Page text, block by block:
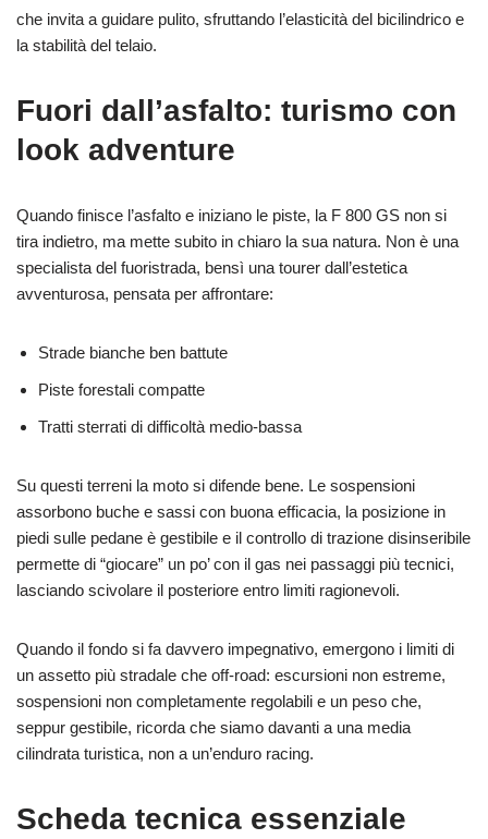
che invita a guidare pulito, sfruttando l’elasticità del bicilindrico e
la stabilità del telaio.
Fuori dall’asfalto: turismo con
look adventure
Quando finisce l’asfalto e iniziano le piste, la F 800 GS non si
tira indietro, ma mette subito in chiaro la sua natura. Non è una
specialista del fuoristrada, bensì una tourer dall’estetica
avventurosa, pensata per affrontare:
Strade bianche ben battute
Piste forestali compatte
Tratti sterrati di difficoltà medio-bassa
Su questi terreni la moto si difende bene. Le sospensioni
assorbono buche e sassi con buona efficacia, la posizione in
piedi sulle pedane è gestibile e il controllo di trazione disinseribile
permette di “giocare” un po’ con il gas nei passaggi più tecnici,
lasciando scivolare il posteriore entro limiti ragionevoli.
Quando il fondo si fa davvero impegnativo, emergono i limiti di
un assetto più stradale che off-road: escursioni non estreme,
sospensioni non completamente regolabili e un peso che,
seppur gestibile, ricorda che siamo davanti a una media
cilindrata turistica, non a un’enduro racing.
Scheda tecnica essenziale